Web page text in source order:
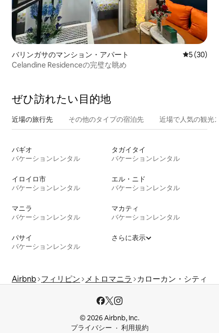
バリンガサのマンション・アパート レビュー
5 (30)
Celandine Residenceの完璧な眺め
ぜひ訪⁠れ⁠た⁠い目⁠的⁠地
近場の旅行先 その他のタ⁠イ⁠プ⁠の宿⁠泊⁠先 近場で人気の観光
バギオ
バケーションレンタル
タガイタイ
バケーションレンタル
イロイロ市
バケーションレンタル
エル・ニド
バケーションレンタル
マニラ
バケーションレンタル
マカティ
バケーションレンタル
パサイ
バケーションレンタル
さらに表示
Airbnb フィリピン メトロマニラ カローカン・シティ
© 2026 Airbnb, Inc.
プライバシー
利用規約